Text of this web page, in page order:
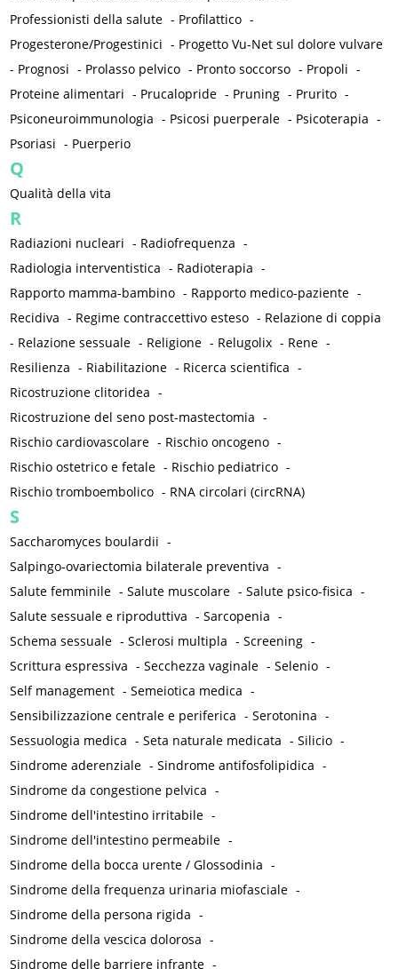
Professionisti della salute - Profilattico -
Progesterone/Progestinici - Progetto Vu-Net sul dolore vulvare
- Prognosi - Prolasso pelvico - Pronto soccorso - Propoli -
Proteine alimentari - Prucalopride - Pruning - Prurito -
Psiconeuroimmunologia - Psicosi puerperale - Psicoterapia -
Psoriasi - Puerperio
Q
Qualità della vita
R
Radiazioni nucleari - Radiofrequenza -
Radiologia interventistica - Radioterapia -
Rapporto mamma-bambino - Rapporto medico-paziente -
Recidiva - Regime contraccettivo esteso - Relazione di coppia
- Relazione sessuale - Religione - Relugolix - Rene -
Resilienza - Riabilitazione - Ricerca scientifica -
Ricostruzione clitoridea -
Ricostruzione del seno post-mastectomia -
Rischio cardiovascolare - Rischio oncogeno -
Rischio ostetrico e fetale - Rischio pediatrico -
Rischio tromboembolico - RNA circolari (circRNA)
S
Saccharomyces boulardii -
Salpingo-ovariectomia bilaterale preventiva -
Salute femminile -Salute muscolare -Salute psico-fisica -
Salute sessuale e riproduttiva -Sarcopenia -
Schema sessuale -Sclerosi multipla -Screening -
Scrittura espressiva -Secchezza vaginale -Selenio -
Self management -Semeiotica medica -
Sensibilizzazione centrale e periferica -Serotonina -
Sessuologia medica -Seta naturale medicata -Silicio -
Sindrome aderenziale -Sindrome antifosfolipidica -
Sindrome da congestione pelvica -
Sindrome dell'intestino irritabile -
Sindrome dell'intestino permeabile -
Sindrome della bocca urente / Glossodinia -
Sindrome della frequenza urinaria miofasciale -
Sindrome della persona rigida -
Sindrome della vescica dolorosa -
Sindrome delle barriere infrante -